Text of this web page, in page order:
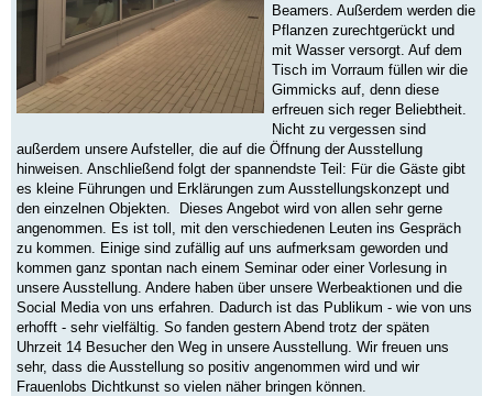
Beamers. Außerdem werden die
Pflanzen zurechtgerückt und
mit Wasser versorgt. Auf dem
Tisch im Vorraum füllen wir die
Gimmicks auf, denn diese
erfreuen sich reger Beliebtheit.
Nicht zu vergessen sind
außerdem unsere Aufsteller, die auf die Öffnung der Ausstellung
hinweisen. Anschließend folgt der spannendste Teil: Für die Gäste gibt
es kleine Führungen und Erklärungen zum Ausstellungskonzept und
den einzelnen Objekten. Dieses Angebot wird von allen sehr gerne
angenommen. Es ist toll, mit den verschiedenen Leuten ins Gespräch
zu kommen. Einige sind zufällig auf uns aufmerksam geworden und
kommen ganz spontan nach einem Seminar oder einer Vorlesung in
unsere Ausstellung. Andere haben über unsere Werbeaktionen und die
Social Media von uns erfahren. Dadurch ist das Publikum - wie von uns
erhofft - sehr vielfältig. So fanden gestern Abend trotz der späten
Uhrzeit 14 Besucher den Weg in unsere Ausstellung. Wir freuen uns
sehr, dass die Ausstellung so positiv angenommen wird und wir
Frauenlobs Dichtkunst so vielen näher bringen können.